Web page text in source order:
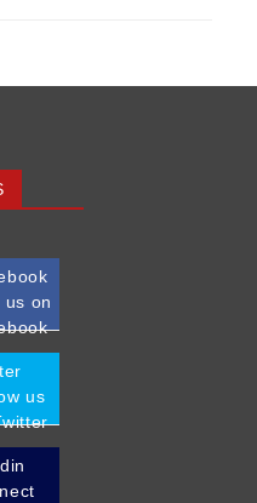
us on
us